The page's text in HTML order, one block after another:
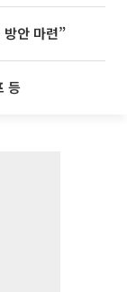
방안 마련”
등